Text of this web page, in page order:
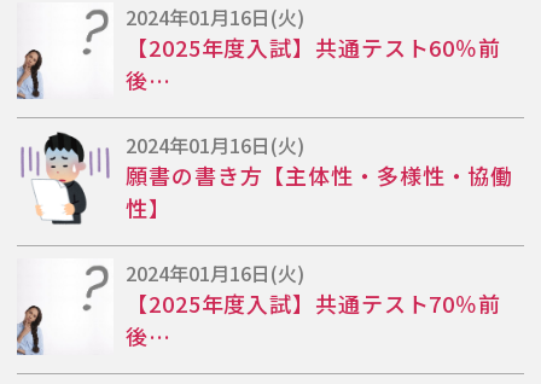
2024年01月16日(火)
【2025年度入試】共通テスト60％前
後…
2024年01月16日(火)
願書の書き方【主体性・多様性・協働
性】
2024年01月16日(火)
【2025年度入試】共通テスト70％前
後…